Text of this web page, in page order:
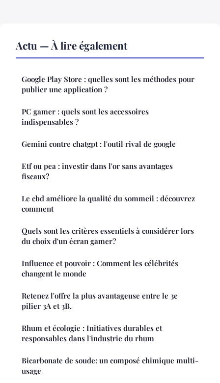
Actu — À lire également
Google Play Store : quelles sont les méthodes pour
publier une application ?
PC gamer : quels sont les accessoires
indispensables ?
Gemini contre chatgpt : l'outil rival de google
Etf ou pea : investir dans l'or sans avantages
fiscaux?
Le cbd améliore la qualité du sommeil : découvrez
comment
Quels sont les critères essentiels à considérer lors
du choix d'un écran gamer?
Influence et pouvoir : Comment les célébrités
changent le monde
Retenez l'offre la plus avantageuse entre le 3e
pilier 3A et 3B.
Rhum et écologie : Initiatives durables et
responsables dans l'industrie du rhum
Bicarbonate de soude: un composé chimique multi-
usage